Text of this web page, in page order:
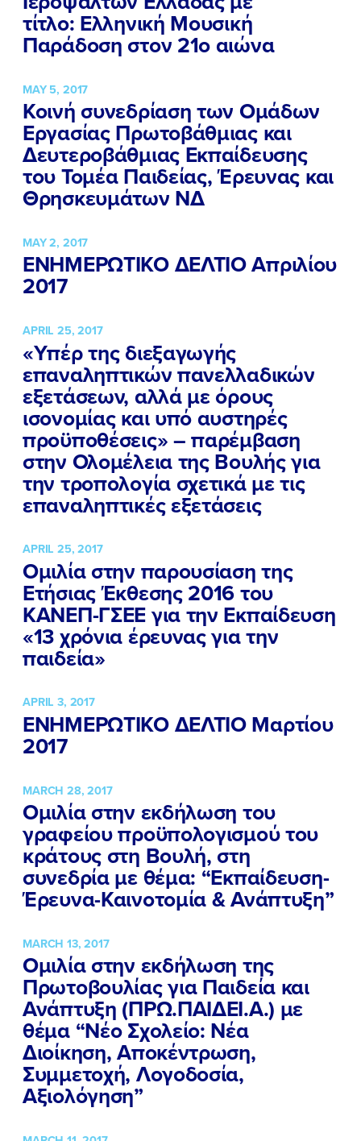
ΠΟΙΑ ΕΙΜΑΙ
ΕΡΓΟ
ΕΚΔΗΛΩΣΕΙΣ
ΝΕΑ
ΕΛΑ ΚΙ ΕΣΥ
FB IN
τίτλο: Ελληνική Μουσική
Παράδοση στον 21ο αιώνα
MAY 5, 2017
Κοινή συνεδρίαση των Ομάδων
Εργασίας Πρωτοβάθμιας και
Δευτεροβάθμιας Εκπαίδευσης
του Τομέα Παιδείας, Έρευνας και
Θρησκευμάτων ΝΔ
MAY 2, 2017
ΕΝΗΜΕΡΩΤΙΚΟ ΔΕΛΤΙΟ Απριλίου
2017
APRIL 25, 2017
«Υπέρ της διεξαγωγής
επαναληπτικών πανελλαδικών
εξετάσεων, αλλά με όρους
ισονομίας και υπό αυστηρές
προϋποθέσεις» – παρέμβαση
στην Ολομέλεια της Βουλής για
την τροπολογία σχετικά με τις
επαναληπτικές εξετάσεις
APRIL 25, 2017
Ομιλία στην παρουσίαση της
Ετήσιας Έκθεσης 2016 του
ΚΑΝΕΠ-ΓΣΕΕ για την Εκπαίδευση
«13 χρόνια έρευνας για την
παιδεία»
APRIL 3, 2017
ΕΝΗΜΕΡΩΤΙΚΟ ΔΕΛΤΙΟ Μαρτίου
2017
MARCH 28, 2017
Ομιλία στην εκδήλωση του
γραφείου προϋπολογισμού του
κράτους στη Βουλή, στη
συνεδρία με θέμα: “Εκπαίδευση-
Έρευνα-Καινοτομία & Ανάπτυξη”
MARCH 13, 2017
Ομιλία στην εκδήλωση της
Πρωτοβουλίας για Παιδεία και
Ανάπτυξη (ΠΡΩ.ΠΑΙΔΕΙ.Α.) με
θέμα “Νέο Σχολείο: Νέα
Διοίκηση, Αποκέντρωση,
Συμμετοχή, Λογοδοσία,
Αξιολόγηση”